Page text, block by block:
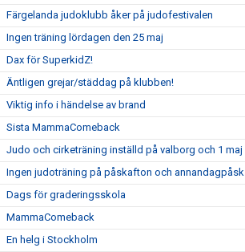
Färgelanda judoklubb åker på judofestivalen
Ingen träning lördagen den 25 maj
Dax för SuperkidZ!
Äntligen grejar/städdag på klubben!
Viktig info i händelse av brand
Sista MammaComeback
Judo och cirketräning inställd på valborg och 1 maj
Ingen judoträning på påskafton och annandagpåsk
Dags för graderingsskola
MammaComeback
En helg i Stockholm